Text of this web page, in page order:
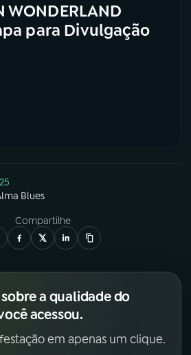
WONDERLAND
para Divulgação
Blues
Compartilhe
a qualidade do
acessou.
em apenas um clique.